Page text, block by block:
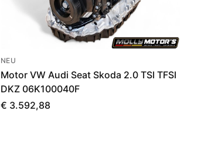
NEU
Motor VW Audi Seat Skoda 2.0 TSI TFSI
DKZ 06K100040F
€ 3.592,88